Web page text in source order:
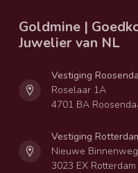
Goldmine |
Juwelier van NL
Vestiging
Roselaar 1A
4701 BA
Vestiging
Nieuwe
3023 EX Rotterdam